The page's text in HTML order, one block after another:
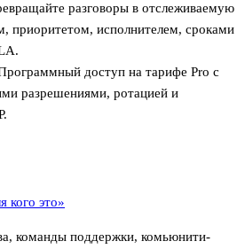
разговоры в отслеживаемую
приоритетом, исполнителем, сроками
доступ на тарифе Pro с
разрешениями, ротацией и
кого это»
команды поддержки, комьюнити-